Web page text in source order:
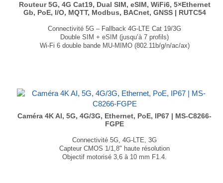
Routeur 5G, 4G Cat19, Dual SIM, eSIM, WiFi6, 5×Ethernet
Gb, PoE, I/O, MQTT, Modbus, BACnet, GNSS | RUTC54
Connectivité 5G – Fallback 4G-LTE Cat 19/3G
Double SIM + eSIM (jusqu’à 7 profils)
Wi-Fi 6 double bande MU-MIMO (802.11b/g/n/ac/ax)
...
Caméra 4K AI, 5G, 4G/3G, Ethernet, PoE, IP67 | MS-C8266-
FGPE
Connectivité 5G, 4G-LTE, 3G
Capteur CMOS 1/1,8" haute résolution
Objectif motorisé 3,6 à 10 mm F1.4.